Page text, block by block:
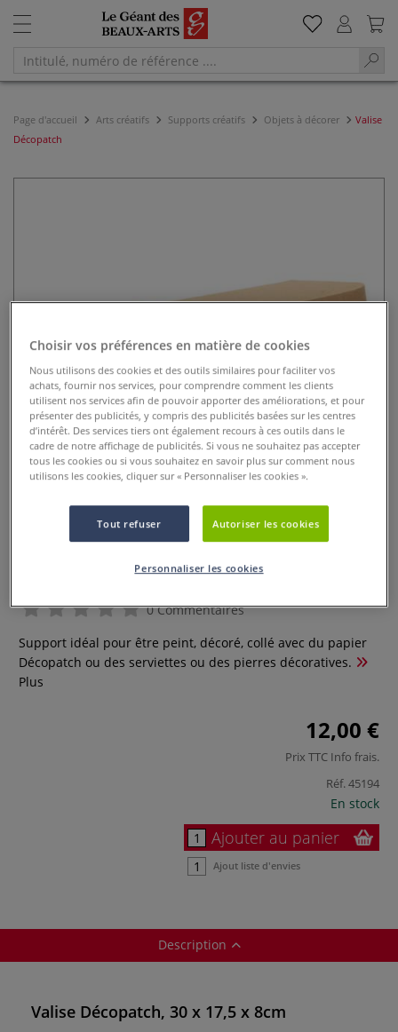
Page d'accueil Arts créatifs Supports créatifs Objets à décorer
Valise
Décopatch
Valise Décopatch
0 Commentaires
Support idéal pour être peint, décoré, collé avec du papier
Décopatch ou des serviettes ou des pierres décoratives.
Plus
12,00 €
Prix TTC Info frais.
Réf.45194
En stock
Ajouter au panier
Ajout liste d'envies
Description
Valise Décopatch, 30 x 17,5 x 8cm
Choisir vos préférences en matière de cookies
Nous utilisons des cookies et des outils similaires pour faciliter vos
achats, fournir nos services, pour comprendre comment les clients
utilisent nos services afin de pouvoir apporter des améliorations, et pour
présenter des publicités, y compris des publicités basées sur les centres
d’intérêt. Des services tiers ont également recours à ces outils dans le
cadre de notre affichage de publicités. Si vous ne souhaitez pas accepter
tous les cookies ou si vous souhaitez en savoir plus sur comment nous
utilisons les cookies, cliquer sur « Personnaliser les cookies ».
Tout refuser Autoriser les cookies
Personnaliser les cookies